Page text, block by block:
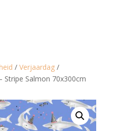
/ Verjaardag/
Stripe Salmon 70x300cm